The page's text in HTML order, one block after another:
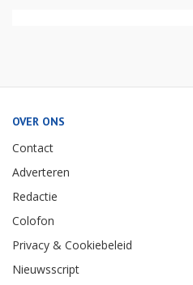
OVER ONS
Contact
Adverteren
Redactie
Colofon
Privacy & Cookiebeleid
Nieuwsscript